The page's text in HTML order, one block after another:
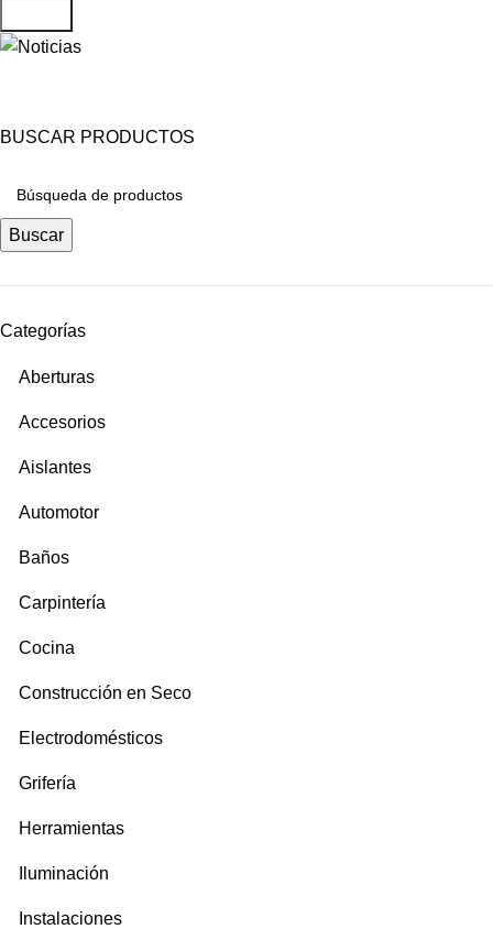
BUSCAR PRODUCTOS
Buscar
Categorías
Aberturas
Accesorios
Aislantes
Automotor
Baños
Carpintería
Cocina
Construcción en Seco
Electrodomésticos
Grifería
Herramientas
Iluminación
Instalaciones